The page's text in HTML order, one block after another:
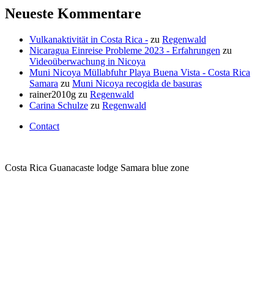
Neueste Kommentare
Vulkanaktivität in Costa Rica - zu Regenwald
Nicaragua Einreise Probleme 2023 - Erfahrungen zu
Videoüberwachung in Nicoya
Muni Nicoya Müllabfuhr Playa Buena Vista - Costa Rica
Samara zu Muni Nicoya recogida de basuras
rainer2010g zu Regenwald
Carina Schulze zu Regenwald
Contact
Costa Rica Guanacaste lodge Samara blue zone